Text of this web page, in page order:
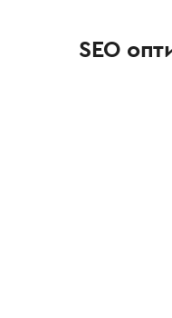
SEO